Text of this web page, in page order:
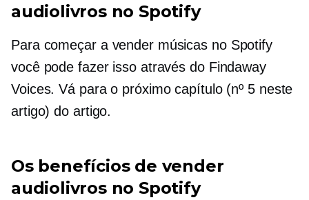
audiolivros no Spotify
Para começar a vender músicas no Spotify
você pode fazer isso através do Findaway
Voices. Vá para o próximo capítulo (nº 5 neste
artigo) do artigo.
Os benefícios de vender
audiolivros no Spotify